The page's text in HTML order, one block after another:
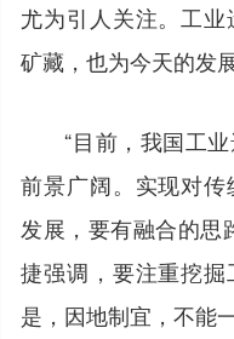
尤为引人关注。工
矿藏，也为今天的发
“目前，我国工
前景广阔。实现对
发展，要有融合的思
捷强调，要注重挖
是，因地制宜，不能